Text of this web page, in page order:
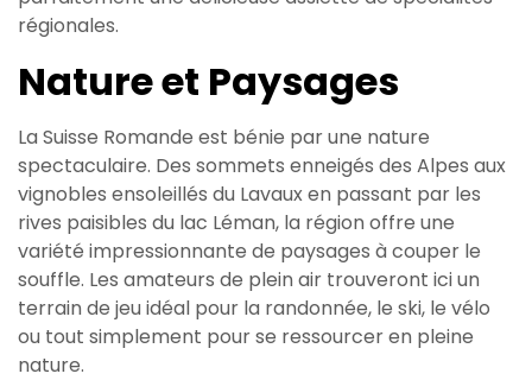
régionales.
Nature et Paysages
La Suisse Romande est bénie par une nature
spectaculaire. Des sommets enneigés des Alpes aux
vignobles ensoleillés du Lavaux en passant par les
rives paisibles du lac Léman, la région offre une
variété impressionnante de paysages à couper le
souffle. Les amateurs de plein air trouveront ici un
terrain de jeu idéal pour la randonnée, le ski, le vélo
ou tout simplement pour se ressourcer en pleine
nature.